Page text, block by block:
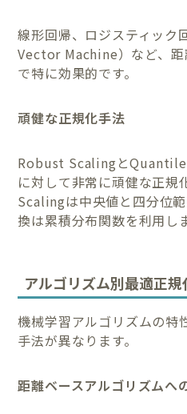
線形回帰、ロジスティッ
Vector Machine）など、
で特に効果的です。
頑健な正規化手法
Robust Scalingと
に対して非常に頑健な正規
Scalingは中央値と四分位
換は累積分布関数を利用し
アルゴリズム別最適正規
機械学習アルゴリズムの特
手法が異なります。
距離ベースアルゴリズムへ